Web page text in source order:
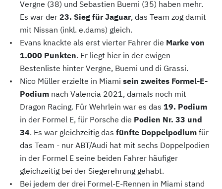
Vergne (38) und Sebastien Buemi (35) haben mehr.
Es war der 23. Sieg für Jaguar, das Team zog damit
mit Nissan (inkl. e.dams) gleich.
Evans knackte als erst vierter Fahrer die Marke von
1.000 Punkten. Er liegt hier in der ewigen
Bestenliste hinter Vergne, Buemi und di Grassi.
Nico Müller erzielte in Miami sein zweites Formel-E-
Podium nach Valencia 2021, damals noch mit
Dragon Racing. Für Wehrlein war es das 19. Podium
in der Formel E, für Porsche die Podien Nr. 33 und
34. Es war gleichzeitig das fünfte Doppelpodium für
das Team - nur ABT/Audi hat mit sechs Doppelpodien
in der Formel E seine beiden Fahrer häufiger
gleichzeitig bei der Siegerehrung gehabt.
Bei jedem der drei Formel-E-Rennen in Miami stand